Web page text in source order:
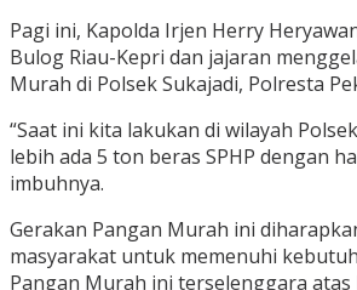
Pagi ini, Kapolda Irjen Herry
Bulog Riau-Kepri dan jajaran
Murah di Polsek Sukajadi, Polresta
“Saat ini kita lakukan di wilayah
lebih ada 5 ton beras SPHP dengan
imbuhnya.
Gerakan Pangan Murah ini
masyarakat untuk memenuhi
Pangan Murah ini terselenggara